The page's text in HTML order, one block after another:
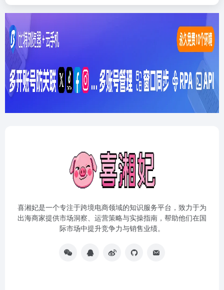
喜湘妃是一个专注于跨境电商领域的知识服务平台，致力于为
出海商家提供市场洞察、运营策略与实操指南，帮助他们在国
际市场中提升竞争力与销售业绩。